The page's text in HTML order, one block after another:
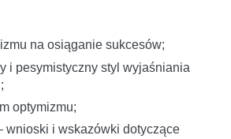
na osiąganie sukcesów;
i pesymistyczny styl wyjaśniania
optymizmu;
wnioski i wskazówki dotyczące